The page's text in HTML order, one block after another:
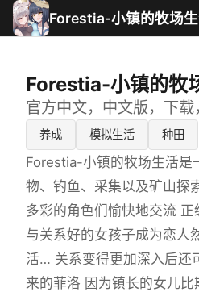
Forestia-小镇的牧场
Forestia-小镇的牧
官方中文，中文版，下
养成 模拟生活 种田
Forestia-小镇的牧场生活是
物、钓鱼、采集以及矿山探
多彩的角色们愉快地交流
与关系好的女孩子成为恋人
活… 关系变得更加深入后还
来的菲洛 因为镇长的女儿